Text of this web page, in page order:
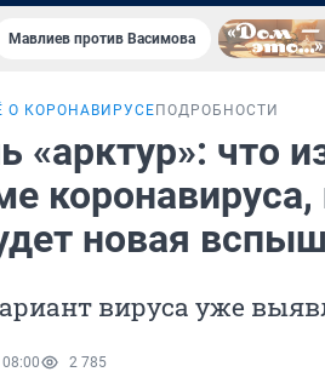
Мавлиев против Васимова
О КОРОНАВИРУСЕ ПОДРОБНОСТИ
«арктур»: что
коронавируса,
новая
вируса уже
2 785